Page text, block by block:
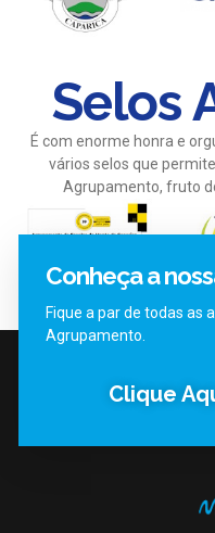
Selos
É com enorme honra e
vários selos que
Agrupamento, fruto
Conheça a
Fique a par de todas as
Agrupamento.
Clique